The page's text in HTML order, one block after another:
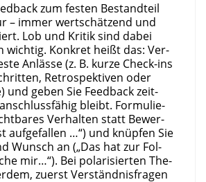
zum fes­ten Bestand­teil
– immer wert­schät­zend und
Lob und Kri­tik sind dabei
wich­tig. Kon­kret heißt das: Ver­
Anläs­se (z. B. kur­ze Check-ins
Retro­spek­ti­ven oder
und geben Sie Feed­back zeit­
bleibt. For­mu­lie­
Ver­hal­ten statt Bewer­
auf­ge­fal­len …“) und knüp­fen Sie
Wunsch an („Das hat zur Fol­
mir…“). Bei pola­ri­sier­ten The­
zuerst Ver­ständ­nis­fra­gen